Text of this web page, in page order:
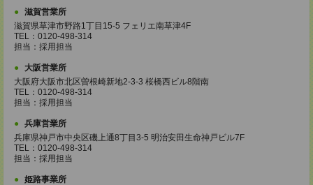
滋賀営業所
滋賀県草津市野路1丁目15-5 フェリエ南草津4F
TEL：0120-498-314
担当：採用担当
大阪営業所
大阪府大阪市北区曽根崎新地2-3-3 桜橋西ビル8階南
TEL：0120-498-314
担当：採用担当
兵庫営業所
兵庫県神戸市中央区磯上通8丁目3-5 明治安田生命神戸ビル7F
TEL：0120-498-314
担当：採用担当
姫路事業所